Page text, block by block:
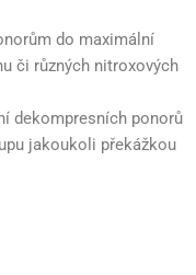
do maximální
či různých nitroxových
dekompresních ponorů
jakoukoli překážkou